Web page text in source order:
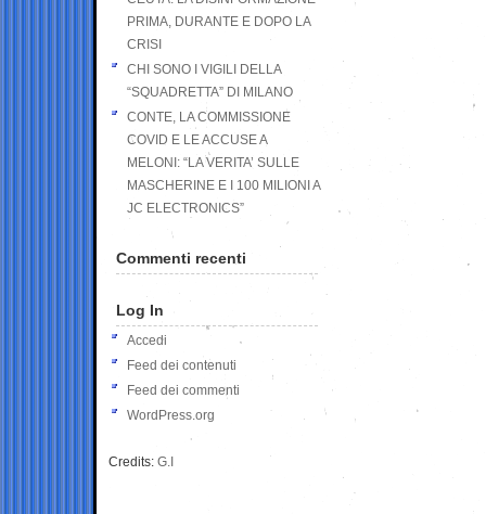
PRIMA, DURANTE E DOPO LA
CRISI
CHI SONO I VIGILI DELLA
“SQUADRETTA” DI MILANO
CONTE, LA COMMISSIONE
COVID E LE ACCUSE A
MELONI: “LA VERITA’ SULLE
MASCHERINE E I 100 MILIONI A
JC ELECTRONICS”
Commenti recenti
Log In
Accedi
Feed dei contenuti
Feed dei commenti
WordPress.org
Credits: G.I